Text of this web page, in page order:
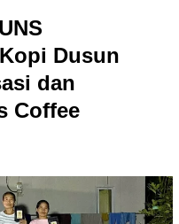
Dusun
dan
Coffee